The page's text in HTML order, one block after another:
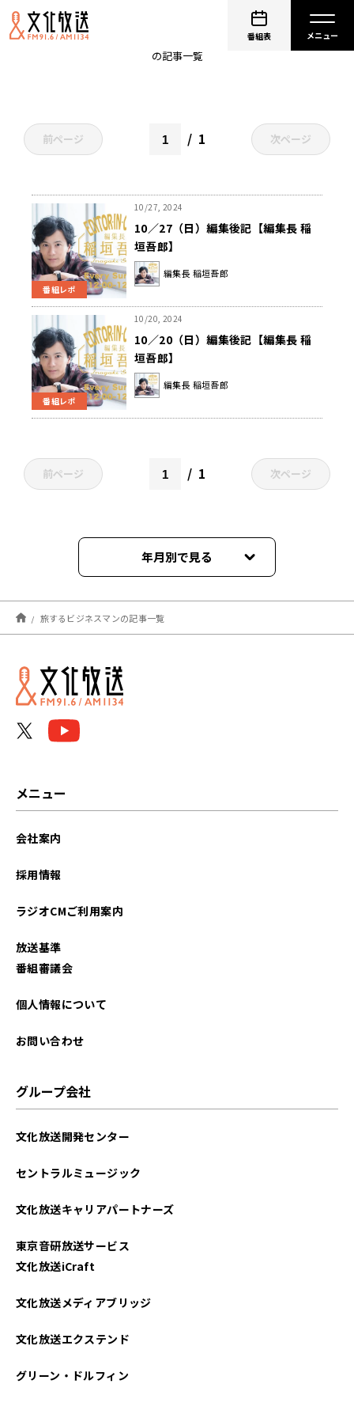
番組表
旅するビジネスマン
の記事一覧
前ページ 1 次ページ
番組レポ
10/27, 2024
10／27（日）編集後記【編集長 稲
垣吾郎】
編集長 稲垣吾郎
番組レポ
10/20, 2024
10／20（日）編集後記【編集長 稲
垣吾郎】
編集長 稲垣吾郎
前ページ 1 次ページ
年月別で見る
2024年10月
旅するビジネスマンの記事一覧
メニュー
会社案内
採用情報
ラジオCMご利用案内
放送基準
番組審議会
個人情報について
お問い合わせ
グループ会社
文化放送開発センター
セントラルミュージック
文化放送キャリアパートナーズ
東京音研放送サービス
文化放送iCraft
文化放送メディアブリッジ
文化放送エクステンド
グリーン・ドルフィン